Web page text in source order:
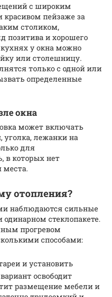
с широким
красивом пейзаже за
столиком,
позитива и хорошего
у окна можно
или столешницу.
только с одной или
определенные
окна
может включать
лежанки на
для
в которых нет
места.
отопления?
наблюдаются сильные
одинарном стеклопакете.
прогревом
способами:
и установить
освободит
размещение мебели и